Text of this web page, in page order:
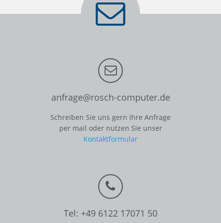
anfrage@rosch-computer.de
Schreiben Sie uns gern Ihre Anfrage
per mail oder nutzen Sie unser
Kontaktformular
Tel: +49 6122 17071 50